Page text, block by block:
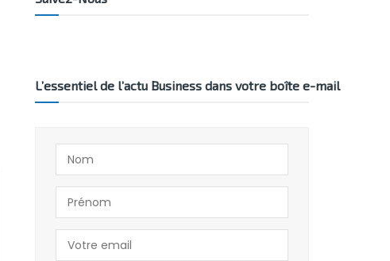
L’essentiel de l’actu Business dans votre boîte e-mail